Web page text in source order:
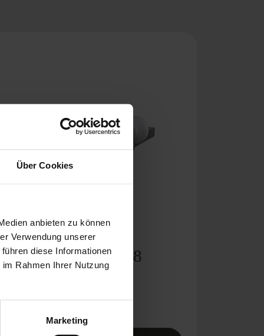
Über Cookies
anbieten zu können
Verwendung unserer
diese Informationen
Rahmen Ihrer Nutzung
Marketing
active 2.8